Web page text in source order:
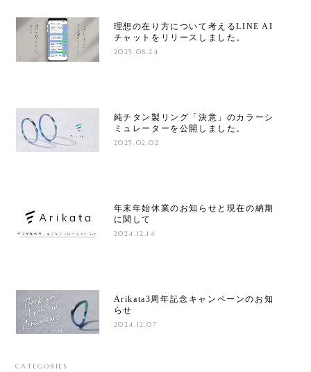
理想の在り方について考えるLINE AI
チャットをリリースしました。
2025.08.24
純チタン製リング「決意」のカラーシ
ミュレーターを公開しました。
2025.02.02
年末年始休業のお知らせと現在の納期
に関して
2024.12.14
Arikata3周年記念キャンペーンのお知
らせ
2024.12.07
CATEGORIES